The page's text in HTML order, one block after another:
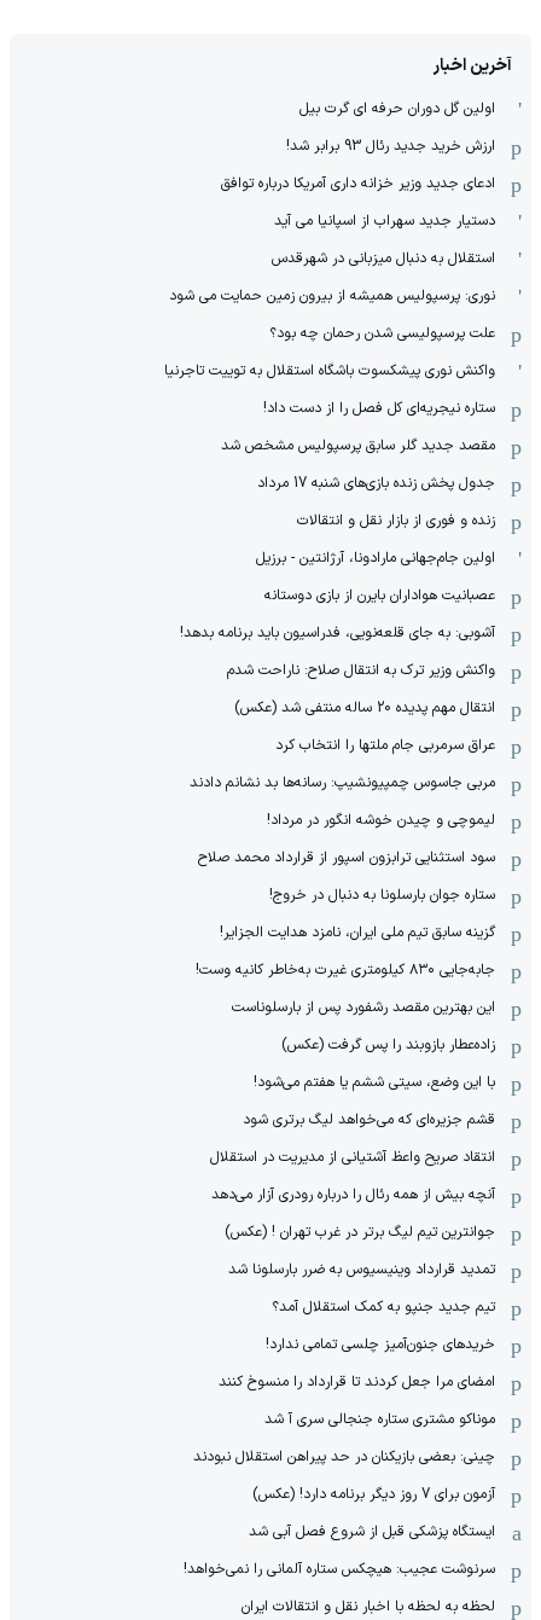
آخرین اخبار
اولین گل دوران حرفه ای گرت بیل
ارزش خرید جدید رئال 93 برابر شد!
ادعای جدید وزیر خزانه داری آمریکا درباره توافق
دستیار جدید سهراب از اسپانیا می آید
استقلال به دنبال میزبانی در شهرقدس
نوری: پرسپولیس همیشه از بیرون زمین حمایت می شود
علت پرسپولیسی شدن رحمان چه بود؟
واکنش نوری پیشکسوت باشگاه استقلال به توییت تاجرنیا
ستاره نیجریه‌ای کل فصل را از دست داد!
مقصد جدید گلر سابق پرسپولیس مشخص شد
جدول پخش زنده بازی‌های شنبه 17 مرداد
زنده و فوری از بازار نقل و انتقالات
اولین جام‌جهانی مارادونا، آرژانتین - برزیل
عصبانیت هواداران بایرن از بازی دوستانه
آشوبی: به جای قلعه‌نویی، فدراسیون باید برنامه بدهد!
واکنش وزیر ترک به انتقال صلاح: ناراحت شدم
انتقال مهم پدیده 20 ساله منتفی شد (عکس)
عراق سرمربی جام ملتها را انتخاب کرد
مربی جاسوس چمپیونشیپ: رسانه‌ها بد نشانم دادند
لیموچی و چیدن خوشه انگور در مرداد!
سود استثنایی ترابزون اسپور از قرارداد محمد صلاح
ستاره جوان بارسلونا به دنبال در خروج!
گزینه سابق تیم ملی ایران، نامزد هدایت الجزایر!
جابه‌جایی ۸۳۰ کیلومتری غیرت به‌خاطر کانیه وست!
این بهترین مقصد رشفورد پس از بارسلوناست
زاده‌عطار بازوبند را پس گرفت (عکس)
با این وضع، سیتی ششم یا هفتم می‌شود!
قشم جزیره‌ای که می‌خواهد لیگ برتری شود
انتقاد صریح واعظ آشتیانی از مدیریت در استقلال
آنچه بیش از همه رئال را درباره رودری آزار می‌دهد
جوانترین تیم لیگ برتر در غرب تهران ! (عکس)
تمدید قرارداد وینیسیوس به ضرر بارسلونا شد
تیم جدید جنپو به کمک استقلال آمد؟
خریدهای جنون‌آمیز چلسی تمامی ندارد!
امضای مرا جعل کردند تا قرارداد را منسوخ کنند
موناکو مشتری ستاره جنجالی سری آ شد
چینی: بعضی بازیکنان در حد پیراهن استقلال نبودند
آزمون برای 7 روز دیگر برنامه دارد! (عکس)
ایستگاه پزشکی قبل از شروع فصل آبی شد
سرنوشت عجیب: هیچکس ستاره آلمانی را نمی‌خواهد!
لحظه به لحظه با اخبار نقل و انتقالات ایران